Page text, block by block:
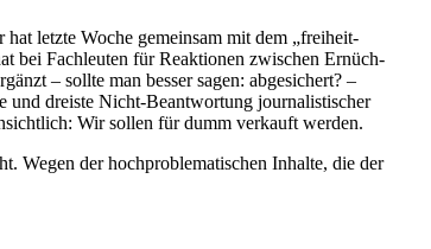
letzte Woche gemeinsam mit dem „freiheit­
bei Fachleuten für Reaktionen zwischen Ernüch­
– sollte man besser sagen: abgesi­chert? –
und dreiste Nicht-Beant­wortung journa­lis­ti­scher
Wir sollen für dumm verkauft werden.
Wegen der hochpro­ble­ma­ti­schen Inhalte, die der